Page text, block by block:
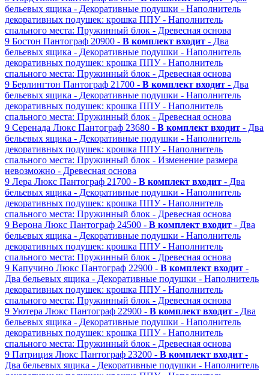
бельевых ящика - Декоративные подушки - Наполнитель
декоративных подушек: крошка ППУ - Наполнитель
спального места: Пружинный блок - Древесная основа
9 Бостон Пантограф 20900 - В комплект входит - Два
бельевых ящика - Декоративные подушки - Наполнитель
декоративных подушек: крошка ППУ - Наполнитель
спального места: Пружинный блок - Древесная основа
9 Берлингтон Пантограф 21700 - В комплект входит - Два
бельевых ящика - Декоративные подушки - Наполнитель
декоративных подушек: крошка ППУ - Наполнитель
спального места: Пружинный блок - Древесная основа
9 Серенада Люкс Пантограф 23680 - В комплект входит - Два
бельевых ящика - Декоративные подушки - Наполнитель
декоративных подушек: крошка ППУ - Наполнитель
спального места: Пружинный блок - Изменение размера
невозможно - Древесная основа
9 Лера Люкс Пантограф 21700 - В комплект входит - Два
бельевых ящика - Декоративные подушки - Наполнитель
декоративных подушек: крошка ППУ - Наполнитель
спального места: Пружинный блок - Древесная основа
9 Верона Люкс Пантограф 24500 - В комплект входит - Два
бельевых ящика - Декоративные подушки - Наполнитель
декоративных подушек: крошка ППУ - Наполнитель
спального места: Пружинный блок - Древесная основа
9 Капучино Люкс Пантограф 22900 - В комплект входит -
Два бельевых ящика - Декоративные подушки - Наполнитель
декоративных подушек: крошка ППУ - Наполнитель
спального места: Пружинный блок - Древесная основа
9 Уютера Люкс Пантограф 22900 - В комплект входит - Два
бельевых ящика - Декоративные подушки - Наполнитель
декоративных подушек: крошка ППУ - Наполнитель
спального места: Пружинный блок - Древесная основа
9 Патриция Люкс Пантограф 23200 - В комплект входит -
Два бельевых ящика - Декоративные подушки - Наполнитель